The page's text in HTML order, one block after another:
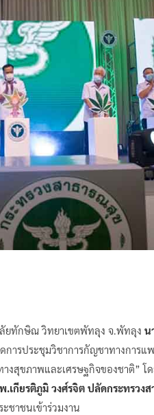
ยทักษิณ วิทยาเขตพัทลุง จ.พัทลุง น
การประชุมวิชาการกัญชาทางการ
สุขภาพและเศรษฐกิจของชาติ” โ
.เกียรติภูมิ วงศ์รจิต ปลัดกระทรวง
ชาชนเข้าร่วมงาน